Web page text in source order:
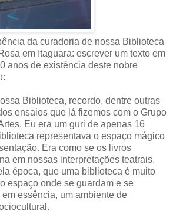
da curadoria de nossa Biblioteca
em Itaguara: escrever um texto em
anos de existência deste nobre
Biblioteca, recordo, dentre outras
ensaios que lá fizemos com o Grupo
Eu era um guri de apenas 16
representava o espaço mágico
Era como se os livros
em nossas interpretações teatrais.
época, que uma biblioteca é muito
espaço onde se guardam e se
essência, um ambiente de